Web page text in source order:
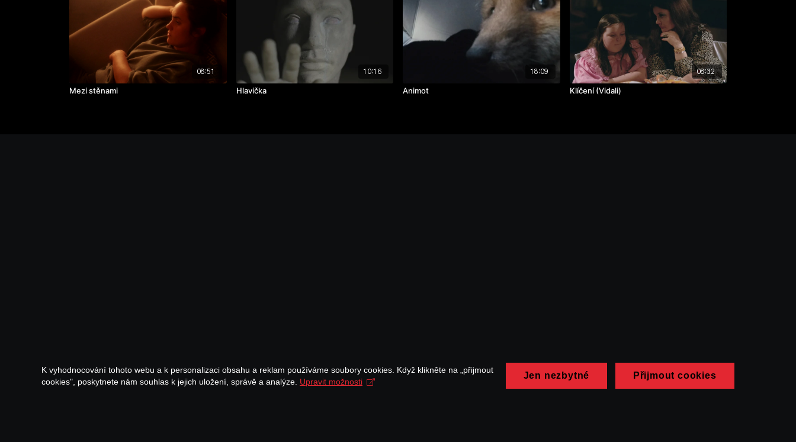
08:51
Mezi stěnami
10:16
Hlavička
18:09
Animot
08:32
Klíčení (Vidali)
K vyhodnocování tohoto webu a k personalizaci obsahu a reklam používáme soubory cookies. Když klikněte na „přijmout
cookies", poskytnete nám souhlas k jejich uložení, správě a analýze. Upravit možnosti
Jen nezbytné Přijmout cookies